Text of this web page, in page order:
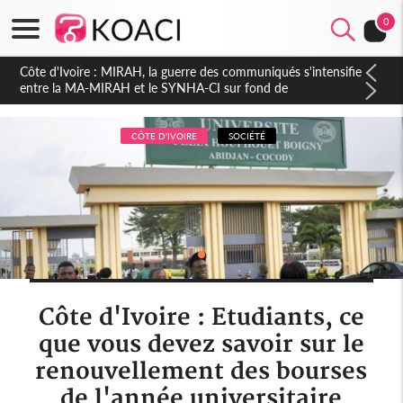
0
Côte d'Ivoire : Indépendance 2026, Thiam plaide pour un
environnement démocratique plus apaisé
CÔTE D'IVOIRE SOCIÉTÉ
Côte d'Ivoire : Etudiants, ce
que vous devez savoir sur le
renouvellement des bourses